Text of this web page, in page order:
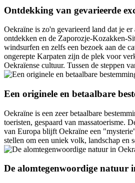
Ontdekking van gevarieerde
Oekraïne is zo'n gevarieerd land dat je
ontdekken en de Zaporozje-Kozakken-
windsurfen en zelfs een bezoek aan de
ongerepte Karpaten zijn de plek voor
Oekraïense cultuur. Tussen de steppen
Een originele en betaalbare
Oekraïne is een zeer betaalbare
toeristen, gespaard van massatoerisme.
van Europa blijft Oekraïne een
stellen om een uniek volk, landschap en
De alomtegenwoordige natuur